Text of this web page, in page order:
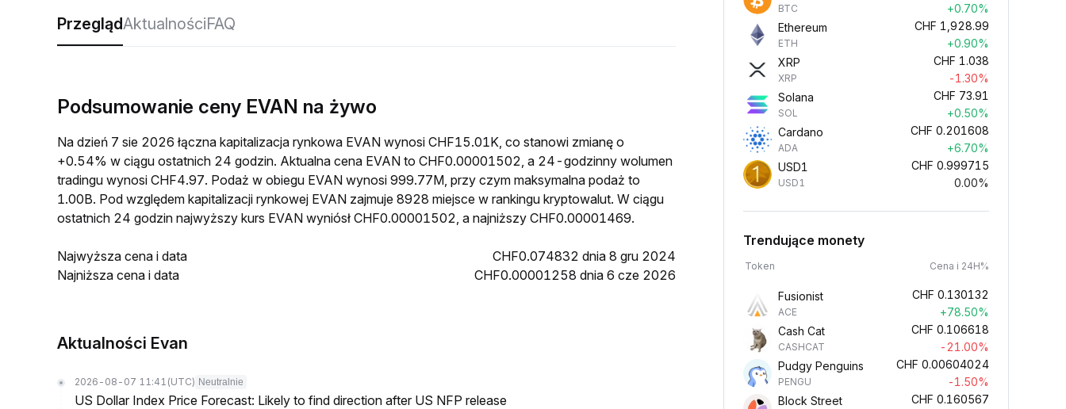
PrzeglądAktualnościFAQ
Podsumowanie ceny EVAN na żywo
Na dzień 7 sie 2026 łączna kapitalizacja rynkowa EVAN wynosi CHF15.01K, co stanowi zmianę o
+0.54% w ciągu ostatnich 24 godzin. Aktualna cena EVAN to CHF0.00001502, a 24-godzinny wolumen
tradingu wynosi CHF4.97. Podaż w obiegu EVAN wynosi 999.77M, przy czym maksymalna podaż to
1.00B. Pod względem kapitalizacji rynkowej EVAN zajmuje 8928 miejsce w rankingu kryptowalut. W ciągu
ostatnich 24 godzin najwyższy kurs EVAN wyniósł CHF0.00001502, a najniższy CHF0.00001469.
Najwyższa cena i data
CHF0.074832 dnia 8 gru 2024
Najniższa cena i data
CHF0.00001258 dnia 6 cze 2026
Aktualności Evan
2026-08-07 11:41 (UTC) Neutralnie
US Dollar Index Price Forecast: Likely to find direction after US NFP release
BTC
+0.70%
Ethereum
ETH
CHF 1,928.99
+0.90%
XRP
XRP
CHF 1.038
-1.30%
Solana
SOL
CHF 73.91
+0.50%
Cardano
ADA
CHF 0.201608
+6.70%
USD1
USD1
CHF 0.999715
0.00%
Trendujące monety
Token Cena i 24H%
Fusionist
ACE
CHF 0.130132
+78.50%
Cash Cat
CASHCAT
CHF 0.106618
-21.00%
Pudgy Penguins
PENGU
CHF 0.00604024
-1.50%
Block Street
CHF 0.160567